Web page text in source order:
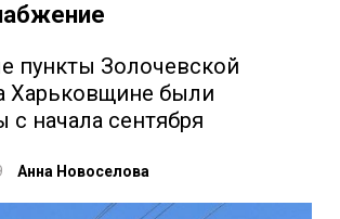
пункты Золочевской
Харьковщине были
с начала сентября
Анна Новоселова